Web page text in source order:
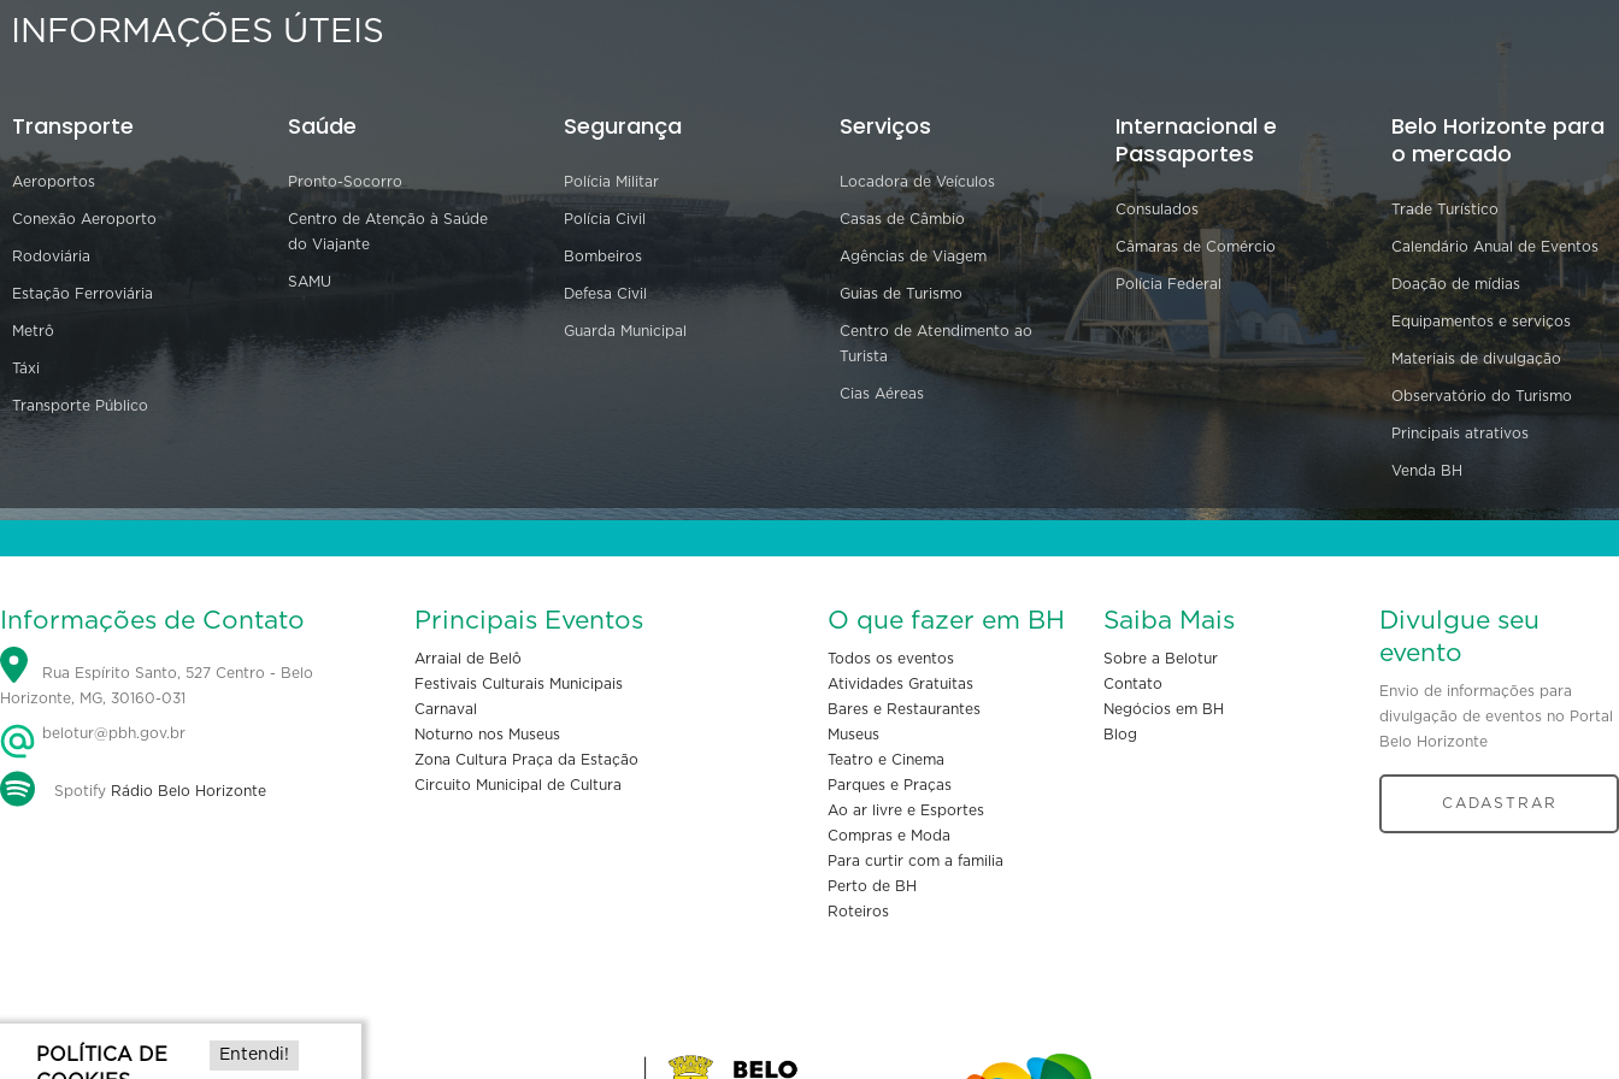
INFORMAÇÕES ÚTEIS
Transporte
Aeroportos
Conexão Aeroporto
Rodoviária
Estação Ferroviária
Metrô
Táxi
Transporte Público
Saúde
Pronto-Socorro
Centro de Atenção à Saúde
do Viajante
SAMU
Segurança
Polícia Militar
Polícia Civil
Bombeiros
Defesa Civil
Guarda Municipal
Serviços
Locadora de Veículos
Casas de Câmbio
Agências de Viagem
Guias de Turismo
Centro de Atendimento ao
Turista
Cias Aéreas
Internacional e
Passaportes
Consulados
Câmaras de Comércio
Polícia Federal
Belo Horizonte para
o mercado
Trade Turístico
Calendário Anual de Eventos
Doação de mídias
Equipamentos e serviços
Materiais de divulgação
Observatório do Turismo
Principais atrativos
Venda BH
Informações de Contato
Rua Espírito Santo, 527 Centro - Belo
Horizonte, MG, 30160-031
belotur@pbh.gov.br
Spotify Rádio Belo Horizonte
Principais Eventos
Arraial de Belô
Festivais Culturais Municipais
Carnaval
Noturno nos Museus
Zona Cultura Praça da Estação
Circuito Municipal de Cultura
O que fazer em BH
Todos os eventos
Atividades Gratuitas
Bares e Restaurantes
Museus
Teatro e Cinema
Parques e Praças
Ao ar livre e Esportes
Compras e Moda
Para curtir com a familia
Perto de BH
Roteiros
Saiba Mais
Sobre a Belotur
Contato
Negócios em BH
Blog
Divulgue seu
evento
Envio de informações para
divulgação de eventos no Portal
Belo Horizonte
CADASTRAR
POLÍTICA DE
Entendi!